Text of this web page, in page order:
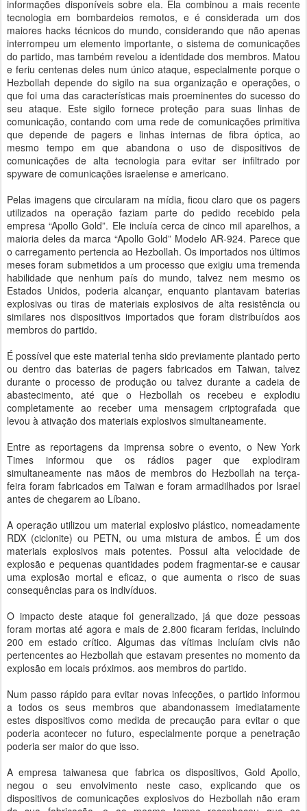
informações disponíveis sobre ela. Ela combinou a mais recente
tecnologia em bombardeios remotos, e é considerada um dos
maiores hacks técnicos do mundo, considerando que não apenas
interrompeu um elemento importante, o sistema de comunicações
do partido, mas também revelou a identidade dos membros. Matou
e feriu centenas deles num único ataque, especialmente porque o
Hezbollah depende do sigilo na sua organização e operações, o
que foi uma das características mais proeminentes do sucesso do
seu ataque. Este sigilo fornece proteção para suas linhas de
comunicação, contando com uma rede de comunicações primitiva
que depende de pagers e linhas internas de fibra óptica, ao
mesmo tempo em que abandona o uso de dispositivos de
comunicações de alta tecnologia para evitar ser infiltrado por
spyware de comunicações israelense e americano.
Pelas imagens que circularam na mídia, ficou claro que os pagers
utilizados na operação faziam parte do pedido recebido pela
empresa “Apollo Gold”. Ele incluía cerca de cinco mil aparelhos, a
maioria deles da marca “Apollo Gold” Modelo AR-924. Parece que
o carregamento pertencia ao Hezbollah. Os importados nos últimos
meses foram submetidos a um processo que exigiu uma tremenda
habilidade que nenhum país do mundo, talvez nem mesmo os
Estados Unidos, poderia alcançar, enquanto plantavam baterias
explosivas ou tiras de materiais explosivos de alta resistência ou
similares nos dispositivos importados que foram distribuídos aos
membros do partido.
É possível que este material tenha sido previamente plantado perto
ou dentro das baterias de pagers fabricados em Taiwan, talvez
durante o processo de produção ou talvez durante a cadeia de
abastecimento, até que o Hezbollah os recebeu e explodiu
completamente ao receber uma mensagem criptografada que
levou à ativação dos materiais explosivos simultaneamente.
Entre as reportagens da imprensa sobre o evento, o New York
Times informou que os rádios pager que explodiram
simultaneamente nas mãos de membros do Hezbollah na terça-
feira foram fabricados em Taiwan e foram armadilhados por Israel
antes de chegarem ao Líbano.
A operação utilizou um material explosivo plástico, nomeadamente
RDX (ciclonite) ou PETN, ou uma mistura de ambos. É um dos
materiais explosivos mais potentes. Possui alta velocidade de
explosão e pequenas quantidades podem fragmentar-se e causar
uma explosão mortal e eficaz, o que aumenta o risco de suas
consequências para os indivíduos.
O impacto deste ataque foi generalizado, já que doze pessoas
foram mortas até agora e mais de 2.800 ficaram feridas, incluindo
200 em estado crítico. Algumas das vítimas incluíam civis não
pertencentes ao Hezbollah que estavam presentes no momento da
explosão em locais próximos. aos membros do partido.
Num passo rápido para evitar novas infecções, o partido informou
a todos os seus membros que abandonassem imediatamente
estes dispositivos como medida de precaução para evitar o que
poderia acontecer no futuro, especialmente porque a penetração
poderia ser maior do que isso.
A empresa taiwanesa que fabrica os dispositivos, Gold Apollo,
negou o seu envolvimento neste caso, explicando que os
dispositivos de comunicações explosivos do Hezbollah não eram